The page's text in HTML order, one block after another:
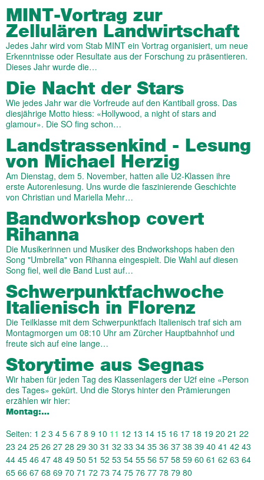
MINT-Vortrag zur
Zellulären Landwirtschaft
Jedes Jahr wird vom Stab MINT ein Vortrag organisiert, um neue
Erkenntnisse oder Resultate aus der Forschung zu präsentieren.
Dieses Jahr wurde die…
Die Nacht der Stars
Wie jedes Jahr war die Vorfreude auf den Kantiball gross. Das
diesjährige Motto hiess: «Hollywood, a night of stars and
glamour». Die SO fing schon…
Landstrassenkind - Lesung
von Michael Herzig
Am Dienstag, dem 5. November, hatten alle U2-Klassen ihre
erste Autorenlesung. Uns wurde die faszinierende Geschichte
von Christian und Mariella Mehr…
Bandworkshop covert
Rihanna
Die Musikerinnen und Musiker des Bndworkshops haben den
Song "Umbrella" von Rihanna eingespielt. Die Wahl auf diesen
Song fiel, weil die Band Lust auf…
Schwerpunktfachwoche
Italienisch in Florenz
Die Teilklasse mit dem Schwerpunktfach Italienisch traf sich am
Montagmorgen um 08:10 Uhr am Zürcher Hauptbahnhof und
freute sich auf eine lange…
Storytime aus Segnas
Wir haben für jeden Tag des Klassenlagers der U2f eine «Person
des Tages» gekürt. Und die Storys hinter den Prämierungen
erzählen wir hier:
Montag:…
Seiten: 1 2 3 4 5 6 7 8 9 10 11 12 13 14 15 16 17 18 19 20 21 22
23 24 25 26 27 28 29 30 31 32 33 34 35 36 37 38 39 40 41 42 43
44 45 46 47 48 49 50 51 52 53 54 55 56 57 58 59 60 61 62 63 64
65 66 67 68 69 70 71 72 73 74 75 76 77 78 79 80